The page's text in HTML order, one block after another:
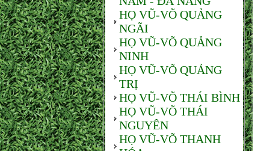
HỌ VŨ-VÕ QUẢNG
NGÃI
HỌ VŨ-VÕ QUẢNG
NINH
HỌ VŨ-VÕ QUẢNG
TRỊ
HỌ VŨ-VÕ THÁI BÌNH
HỌ VŨ-VÕ THÁI
NGUYÊN
HỌ VŨ-VÕ THANH